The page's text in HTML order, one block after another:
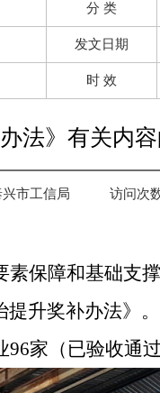
分 类
发文日期
时 效
法》有关内
市工信局 访问次
保障和基础支撑
升奖补办法》
96家（已验收通过